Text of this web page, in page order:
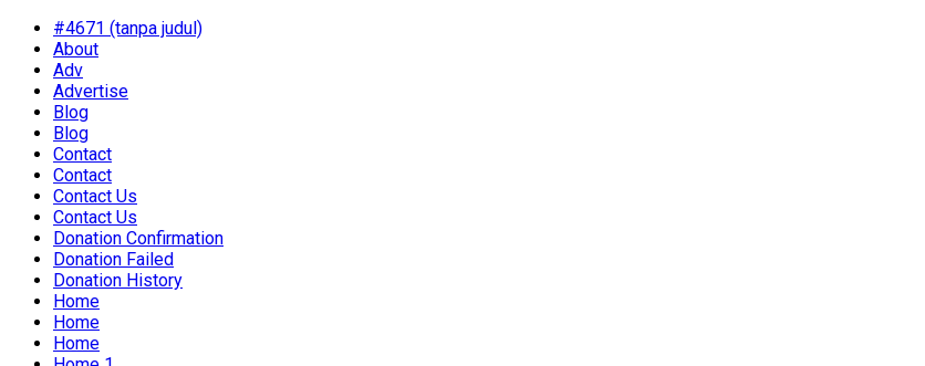
#4671 (tanpa judul)
About
Adv
Advertise
Blog
Blog
Contact
Contact
Contact Us
Contact Us
Donation Confirmation
Donation Failed
Donation History
Home
Home
Home